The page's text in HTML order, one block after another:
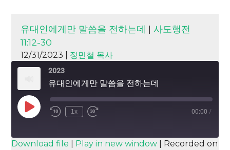
유대인에게만 말씀을 전하는데 | 사도행전
11:12-30
12/31/2023 | 정민철 목사
2023
유대인에게만 말씀을 전하는데
Play
Episode
1x 00:00 /
SUBSCRIBE SHARE
Download file Play in new window
Recorded on